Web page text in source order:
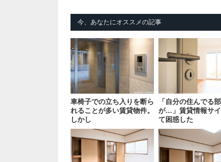
今、あなたにオススメの記事
車椅子での立ち入りを断ら
れることが多い賃貸物件。
しかし
「自分の住んでる
が…」賃貸情報サ
て困惑した